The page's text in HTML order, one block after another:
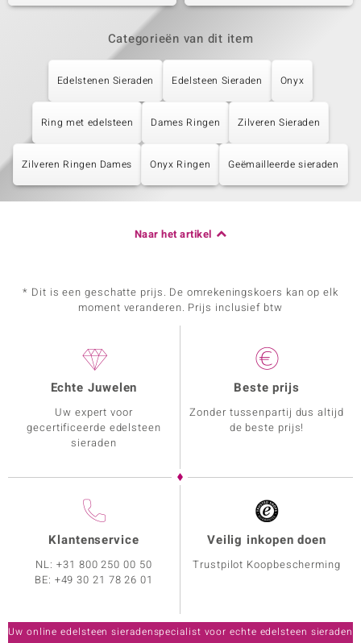
Categorieën van dit item
Edelstenen Sieraden Edelsteen Sieraden Onyx
Ring met edelsteen Dames Ringen Zilveren Sieraden
Zilveren Ringen Dames Onyx Ringen Geëmailleerde sieraden
Naar het artikel
* Dit is een geschatte prijs. De omrekeningskoers kan op elk
moment veranderen. Prijs inclusief btw
Echte Juwelen
Uw expert voor
gecertificeerde edelsteen
sieraden
Beste prijs
Zonder tussenpartij dus altijd
de beste prijs!
Klantenservice
NL:+31 800 250 00 50
BE: +49 30 21 78 26 01
Veilig inkopen doen
Trustpilot Koopbescherming
Uw online edelsteen sieradenspecialist voor echte edelsteen sieraden